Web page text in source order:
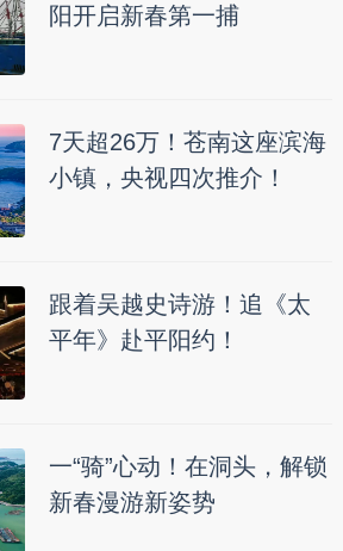
阳开启新春第一捕
7天超26万！苍南这座滨海
小镇，央视四次推介！
跟着吴越史诗游！追《太
平年》赴平阳约！
一“骑”心动！在洞头，解锁
新春漫游新姿势